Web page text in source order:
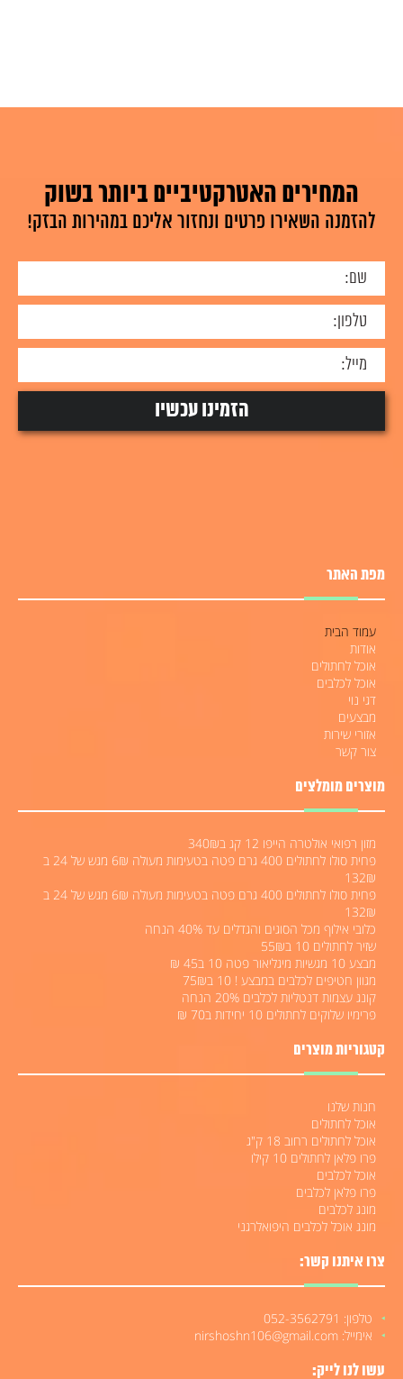
המחירים האטרקטיביים ביותר בשוק
להזמנה השאירו פרטים ונחזור אליכם במהירות הבזק!
מפת האתר
עמוד הבית
אודות
אוכל לחתולים
אוכל לכלבים
דגי נוי
מבצעים
אזורי שירות
צור קשר
מוצרים מומלצים
מזון רפואי אולטרה הייפו 12 קג ב340₪
פחית סולו לחתולים 400 גרם פטה בטעימות מעולה 6₪ מגש של 24 ב
132₪
פחית סולו לחתולים 400 גרם פטה בטעימות מעולה 6₪ מגש של 24 ב
132₪
כלובי אילוף מכל הסוגים והגדלים עד 40% הנחה
שזיר לחתולים 10 ב55₪
מבצע 10 מגשיות מיגליאור פטה 10 ב45 ₪
מגוון חטיפים לכלבים במבצע ! 10 ב75₪
קונג עצמות דנטליות לכלבים 20% הנחה
פרימיו שלוקים לחתולים 10 יחידות ב70 ₪
קטגוריות מוצרים
חנות שלנו
אוכל לחתולים
אוכל לחתולים רחוב 18 ק"ג
פרו פלאן לחתולים 10 קילו
אוכל לכלבים
פרו פלאן לכלבים
מונג לכלבים
מונג אוכל לכלבים היפואלרגני
צרו איתנו קשר:
טלפון: 052-3562791
אימייל: nirshoshn106@gmail.com
עשו לנו לייק: